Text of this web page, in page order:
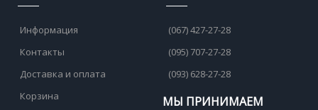
Информация
Контакты
Доставка и оплата
Корзина
(067) 427-27-28
(095) 707-27-28
(093) 628-27-28
МЫ ПРИНИМАЕМ